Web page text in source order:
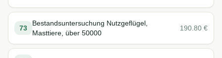
73
Bestandsuntersuchung Nutzgeflügel,
Masttiere, über 50000
190.80 €